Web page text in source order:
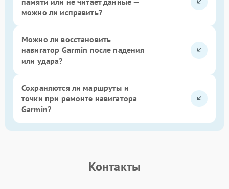
можно ли исправить?
Можно ли восстановить
навигатор Garmin после падения
или удара?
Сохраняются ли маршруты и
точки при ремонте навигатора
Garmin?
Контакты